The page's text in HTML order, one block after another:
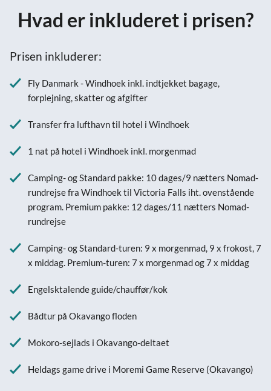
Hvad er inkluderet i prisen?
Prisen inkluderer:
Fly Danmark - Windhoek inkl. indtjekket bagage,
forplejning, skatter og afgifter
Transfer fra lufthavn til hotel i Windhoek
1 nat på hotel i Windhoek inkl. morgenmad
Camping- og Standard pakke: 10 dages/9 nætters Nomad-
rundrejse fra Windhoek til Victoria Falls iht. ovenstående
program. Premium pakke: 12 dages/11 nætters Nomad-
rundrejse
Camping- og Standard-turen: 9 x morgenmad, 9 x frokost, 7
x middag. Premium-turen: 7 x morgenmad og 7 x middag
Engelsktalende guide/chauffør/kok
Bådtur på Okavango floden
Mokoro-sejlads i Okavango-deltaet
Heldags game drive i Moremi Game Reserve (Okavango)